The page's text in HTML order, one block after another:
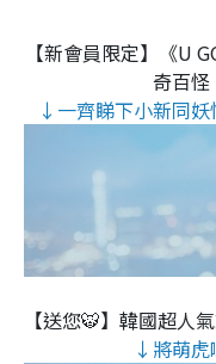
【新會員限定】《U
奇百怪
↓一齊睇下小新同
【送您🐯】韓國超人
↓將萌虎